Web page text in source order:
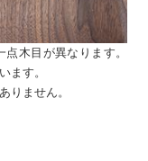
木目が異なります。
ます。
りません。